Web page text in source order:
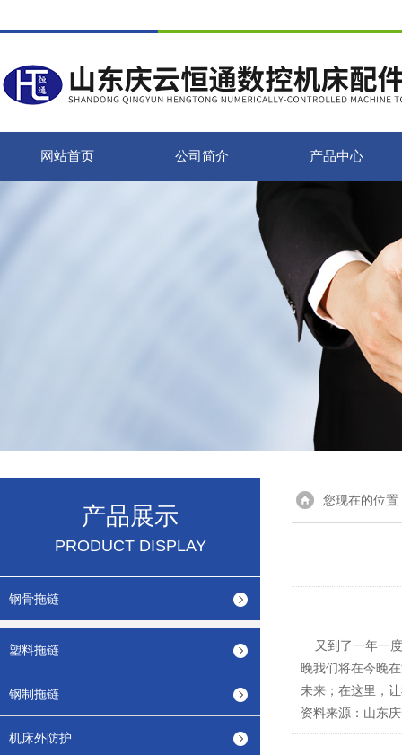
网站首页 公司简介 产品中心
产品展示
PRODUCT DISPLAY
钢骨拖链
塑料拖链
钢制拖链
机床外防护
您现在的位置
又到了一年一
晚我们将在今晚
未来 ； 在这里，
资料来源：山东